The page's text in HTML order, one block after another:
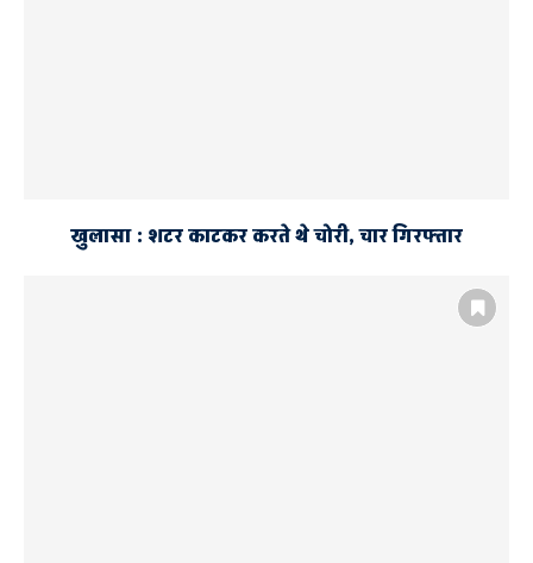
खुलासा : शटर काटकर करते थे चोरी, चार गिरफ्तार